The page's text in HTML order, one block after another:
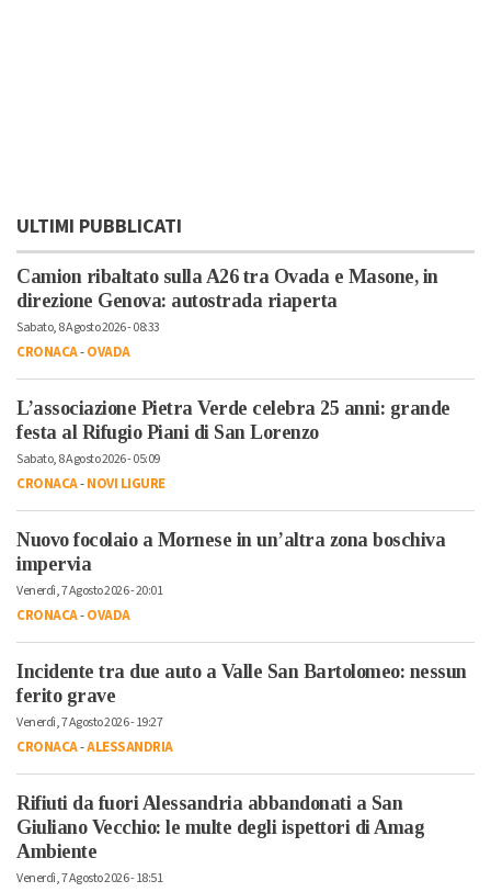
ULTIMI PUBBLICATI
Camion ribaltato sulla A26 tra Ovada e Masone, in
direzione Genova: autostrada riaperta
Sabato, 8 Agosto 2026 - 08:33
CRONACA-OVADA
L’associazione Pietra Verde celebra 25 anni: grande
festa al Rifugio Piani di San Lorenzo
Sabato, 8 Agosto 2026 - 05:09
CRONACA-NOVI LIGURE
Nuovo focolaio a Mornese in un’altra zona boschiva
impervia
Venerdì, 7 Agosto 2026 - 20:01
CRONACA-OVADA
Incidente tra due auto a Valle San Bartolomeo: nessun
ferito grave
Venerdì, 7 Agosto 2026 - 19:27
CRONACA-ALESSANDRIA
Rifiuti da fuori Alessandria abbandonati a San
Giuliano Vecchio: le multe degli ispettori di Amag
Ambiente
Venerdì, 7 Agosto 2026 - 18:51